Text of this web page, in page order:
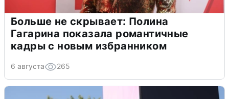
Больше не скрывает: Полина
Гагарина показала романтичные
кадры с новым избранником
6 августа 265